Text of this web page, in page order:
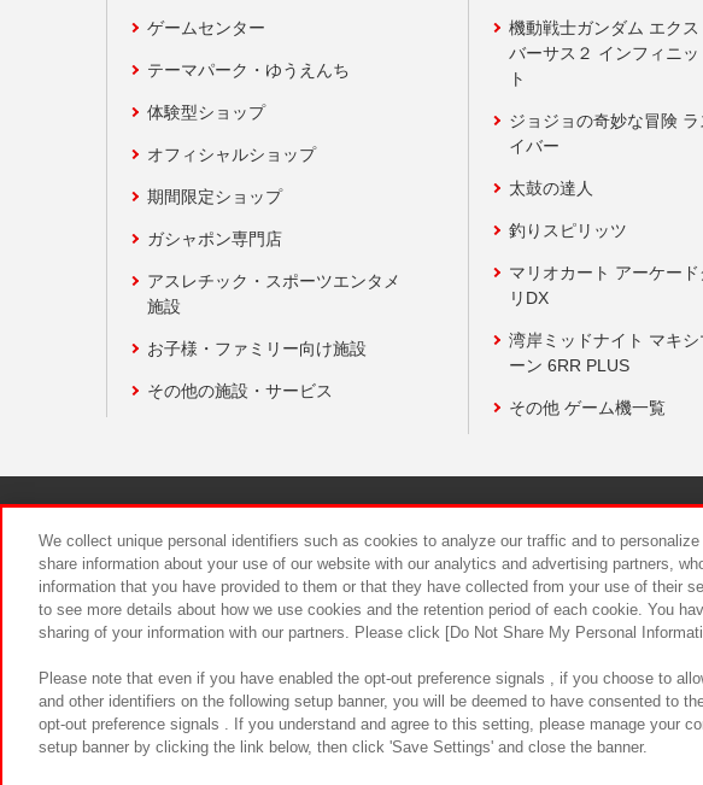
ゲームセンター
テーマパーク・ゆうえんち
体験型ショップ
オフィシャルショップ
期間限定ショップ
ガシャポン専門店
アスレチック・スポーツエンタメ
施設
お子様・ファミリー向け施設
その他の施設・サービス
機動戦士ガンダム エクス
バーサス２ インフィニッ
ト
ジョジョの奇妙な冒険
イバー
太鼓の達人
釣りスピリッツ
マリオカート アーケー
リDX
湾岸ミッドナイト マキシ
ーン 6RR PLUS
その他 ゲーム機一覧
食品のご提供について カス
We collect unique personal identifiers such as cookies to analyze our traffic and to
share information about your use of our website with our analytics and advertising partners,
information that you have provided to them or that they have collected from your use of their
to see more details about how we use cookies and the retention period of each cookie. You
sharing of your information with our partners. Please click [Do Not Share My Personal
Please note that even if you have enabled the opt-out preference signals , if you choose to
and other identifiers on the following setup banner, you will be deemed to have consented to
opt-out preference signals . If you understand and agree to this setting, please manage your
setup banner by clicking the link below, then click 'Save Settings' and close the banner.